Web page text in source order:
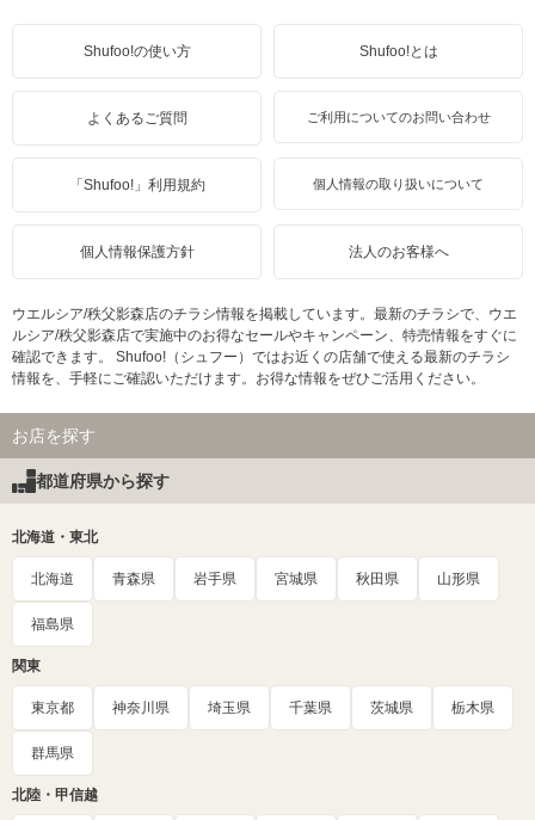
Shufoo!の使い方 Shufoo!とは
よくあるご質問 ご利用についてのお問い合わせ
「Shufoo!」利用規約 個人情報の取り扱いについて
個人情報保護方針 法人のお客様へ
ウエルシア/秩父影森店のチラシ情報を掲載しています。最新のチラシで、ウエ
ルシア/秩父影森店で実施中のお得なセールやキャンペーン、特売情報をすぐに
確認できます。 Shufoo!（シュフー）ではお近くの店舗で使える最新のチラシ
情報を、手軽にご確認いただけます。お得な情報をぜひご活用ください。
お店を探す
都道府県から探す
北海道・東北
北海道 青森県 岩手県 宮城県 秋田県 山形県
福島県
関東
東京都 神奈川県 埼玉県 千葉県 茨城県 栃木県
群馬県
北陸・甲信越